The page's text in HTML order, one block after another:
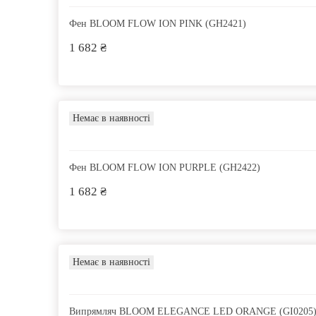
Фен BLOOM FLOW ION PINK (GH2421)
1 682 ₴
Немає в наявності
Фен BLOOM FLOW ION PURPLE (GH2422)
1 682 ₴
Немає в наявності
Випрямляч BLOOM ELEGANCE LED ORANGE